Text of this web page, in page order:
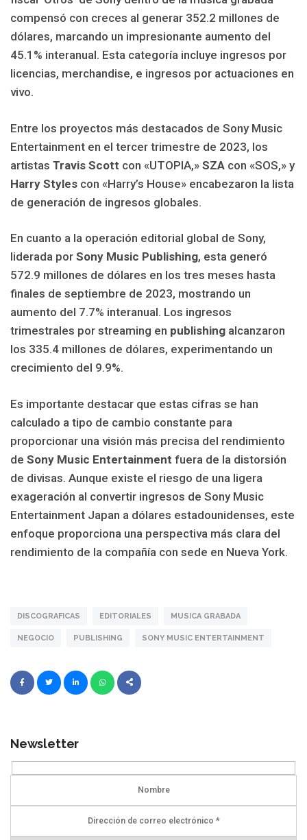
compensó con creces al generar 352.2 millones de
dólares, marcando un impresionante aumento del
45.1% interanual. Esta categoría incluye ingresos por
licencias, merchandise, e ingresos por actuaciones en
vivo.
Entre los proyectos más destacados de Sony Music
Entertainment en el tercer trimestre de 2023, los
artistas Travis Scott con «UTOPIA,» SZA con «SOS,» y
Harry Styles con «Harry’s House» encabezaron la lista
de generación de ingresos globales.
En cuanto a la operación editorial global de Sony,
liderada por Sony Music Publishing, esta generó
572.9 millones de dólares en los tres meses hasta
finales de septiembre de 2023, mostrando un
aumento del 7.7% interanual. Los ingresos
trimestrales por streaming en publishing alcanzaron
los 335.4 millones de dólares, experimentando un
crecimiento del 9.9%.
Es importante destacar que estas cifras se han
calculado a tipo de cambio constante para
proporcionar una visión más precisa del rendimiento
de Sony Music Entertainment fuera de la distorsión
de divisas. Aunque existe el riesgo de una ligera
exageración al convertir ingresos de Sony Music
Entertainment Japan a dólares estadounidenses, este
enfoque proporciona una perspectiva más clara del
rendimiento de la compañía con sede en Nueva York.
DISCOGRAFICAS EDITORIALES MUSICA GRABADA
NEGOCIO PUBLISHING SONY MUSIC ENTERTAINMENT
Newsletter